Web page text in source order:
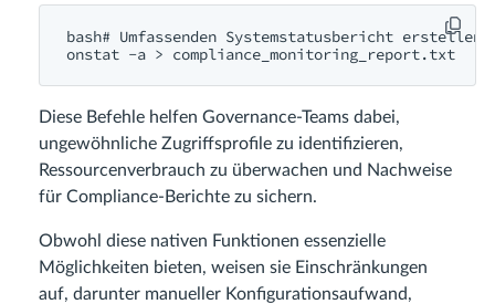
bash# Umfassenden Systemstatusbericht erstellen
onstat -a > compliance_monitoring_report.txt
Diese Befehle helfen Governance-Teams dabei,
ungewöhnliche Zugriffsprofile zu identifizieren,
Ressourcenverbrauch zu überwachen und Nachweise
für Compliance-Berichte zu sichern.
Obwohl diese nativen Funktionen essenzielle
Möglichkeiten bieten, weisen sie Einschränkungen
auf, darunter manueller Konfigurationsaufwand,